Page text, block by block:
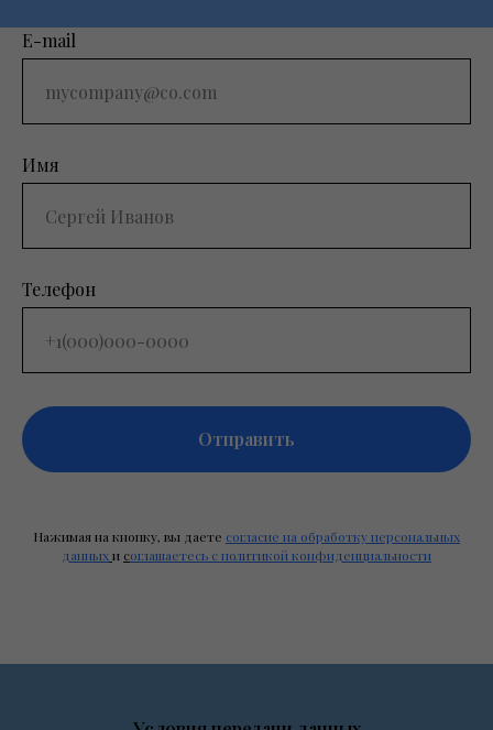
E-mail
Имя
Телефон
Отправить
Нажимая на кнопку, вы даете согласие на обработку персональных
данныхи соглашаетесь c политикой конфиденциальности